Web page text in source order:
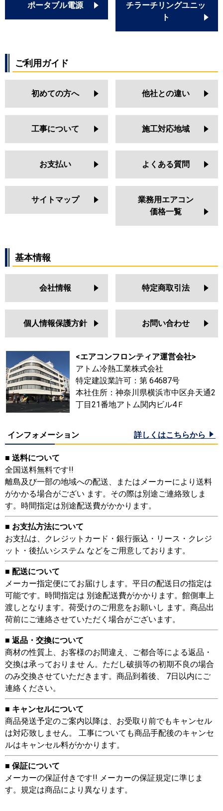
ポータブル電源
チラーチリングユニッ
ト
ご利用ガイド
初めての方へ 他社との違い
工事について 施工対応地域
お支払い よくある質問
サイトマップ
業務用エアコン
価格一覧
基本情報
会社情報 特定商取引法
個人情報保護方針 お問い合わせ
<エアコンフロンティア運営会社>
アトム冷熱工業株式会社
特定建設業許可：第 64687号
本社住所：神奈川県横浜市中区弁天通2
丁目21番地アトム関内ビル4Ｆ
インフォメーション 詳しくはこちらから
■ 送料について
全国送料無料です!!
離島及び一部の地域への配送、またはメーカーにより送料
がかかる場合がござい ます。その際は別途ご連絡致しま
す。時間指定は別途配送費がかかります。
■ お支払方法について
お支払は、クレジットカード・銀行振込・リース・クレジ
ット・後払いシステム などをご用意しております。
■ 配送について
メーカー指定便にてお届けします。平日の配送日の指定は
可能です。時間指定は 別途配送費がかかります。館側車上
渡しとなります。荷受けのご用意をお願いし ます。商品出
荷前にご連絡させていただく場合がございます。
■ 返品・交換について
商材の性質上、お客様のお間違え、ご都合等による返品・
交換は承っておりませ ん。ただし破損等の初期不良の場合
のみ交換させていただきます。商品到着後、 7日以内にご
連絡ください。
■ キャンセルについて
商品発送予定のご案内以降は、お受取り前でもキャンセル
は対応致しません。 工事についても商品手配後のキャンセ
ルはキャンセル料がかかります。
■ 保証について
メーカーの保証付きです!! メーカーの保証規定に準じま
す。規定は商品により異なります。